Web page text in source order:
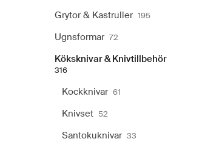
Grytor & Kastruller 195
Ugnsformar 72
Köksknivar & Knivtillbehör
316
Kockknivar 61
Knivset 52
Santokuknivar 33